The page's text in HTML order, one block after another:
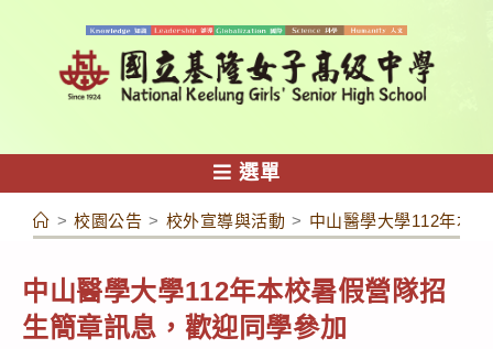
容
選單
> 校園公告 > 校外宣導與活動 > 中山醫學大學112年本
中山醫學大學112年本校暑假營隊招
生簡章訊息，歡迎同學參加